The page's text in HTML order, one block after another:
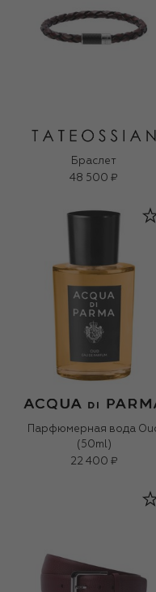
Браслет
48 500 ₽
Парфюмерная вода
(50ml)
22 400 ₽